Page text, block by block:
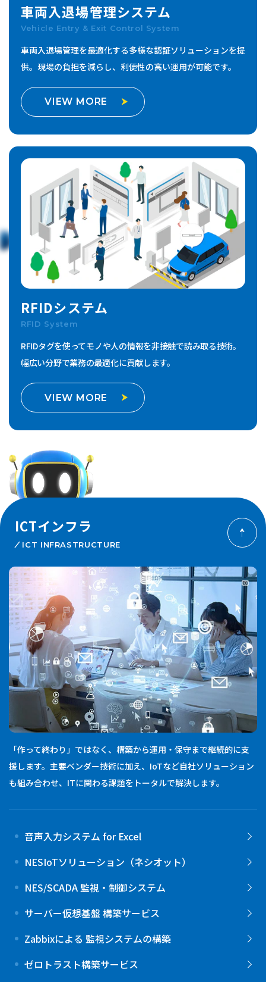
車両入退場管理システム
Vehicle Entry & Exit Control System
車両入退場管理を最適化する多様な認証ソリューションを提
供。 現場の負担を減らし、利便性の高い運用が可能です。
VIEW MORE
RFIDシステム
RFID System
RFIDタグを使ってモノや人の情報を非接触で読み取る技術。
幅広い分野で業務の最適化に貢献します。
VIEW MORE
ICTインフラ
ICT INFRASTRUCTURE
「作って終わり」ではなく、構築から運用・保守まで継続的に支
援します。主要ベンダー技術に加え、IoTなど自社ソリューション
も組み合わせ、ITに関わる課題をトータルで解決します。
音声入力システム for Excel
NESIoTソリューション（ネシオット）
NES/SCADA 監視・制御システム
サーバー仮想基盤 構築サービス
Zabbixによる 監視システムの構築
ゼロトラスト構築サービス